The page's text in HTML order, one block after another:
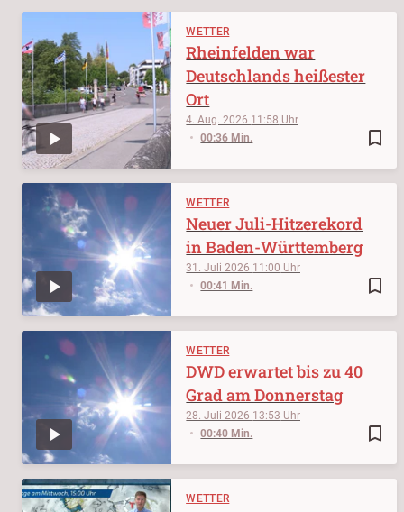
WETTER
bookmark_border
4. Aug. 2026 11:58
00:36 Min.
Rheinfelden war
Deutschlands heißester
Ort
WETTER
bookmark_border
31. Juli 2026 11:00
00:41 Min.
Neuer Juli-Hitzerekord
in Baden-Württemberg
WETTER
bookmark_border
28. Juli 2026 13:53
00:40 Min.
DWD erwartet bis zu 40
Grad am Donnerstag
WETTER